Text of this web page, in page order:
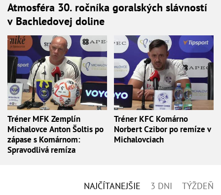
Atmosféra 30. ročníka goralských slávností
v Bachledovej doline
Tréner MFK Zemplín
Michalovce Anton Šoltis po
zápase s Komárnom:
Spravodlivá remíza
Tréner KFC Komárno
Norbert Czibor po remíze v
Michalovciach
NAJČÍTANEJŠIE 3 DNI TÝŽDEŇ